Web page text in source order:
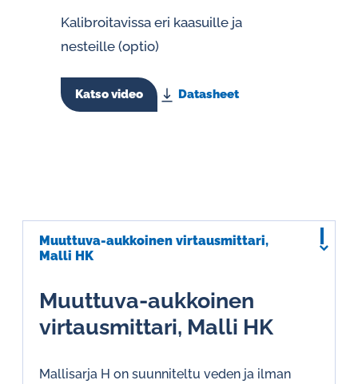
Kalibroitavissa eri kaasuille ja
nesteille (optio)
Katso video Datasheet
Muuttuva-aukkoinen virtausmittari,
Malli HK
Muuttuva-aukkoinen
virtausmittari, Malli HK
Mallisarja H on suunniteltu veden ja ilman